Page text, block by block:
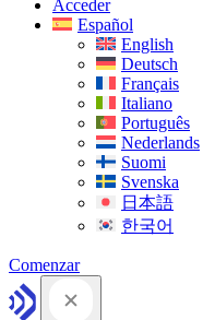
Acceder
Español
English
Deutsch
Français
Italiano
Português
Nederlands
Suomi
Svenska
日本語
한국어
Comenzar